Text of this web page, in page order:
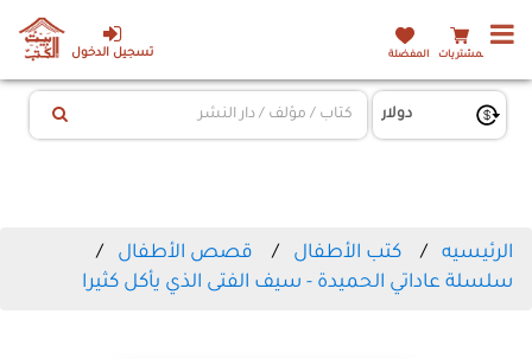
تسجيل الدخول المشتريات المفضلة
الرئيسيه كتب الأطفال
قصص الأطفال
سلسلة عاداتي الحميدة - سيف الفتى الذي يأكل كثيرا